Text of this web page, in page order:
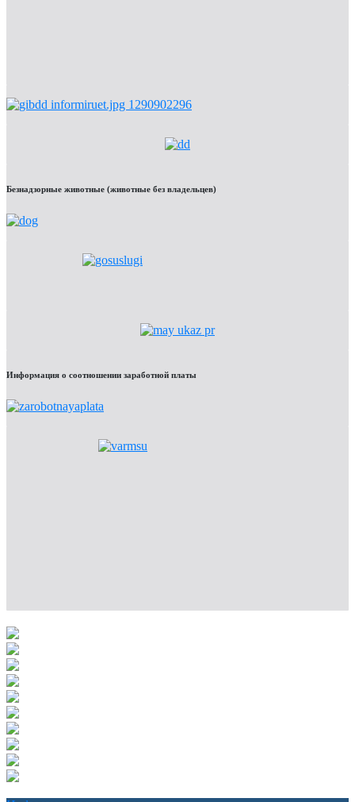
Безнадзорные животные (животные без владельцев)
Информация о соотношении заработной платы